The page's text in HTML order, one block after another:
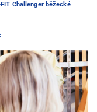
Challenger běžecké